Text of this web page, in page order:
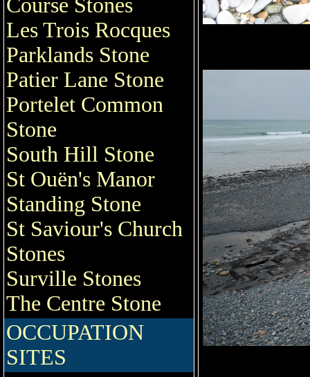
Course Stones
Les Trois Rocques
Parklands Stone
Patier Lane Stone
Portelet Common
Stone
South Hill Stone
St Ouën's Manor
Standing Stone
St Saviour's Church
Stones
Surville Stones
The Centre Stone
OCCUPATION
SITES